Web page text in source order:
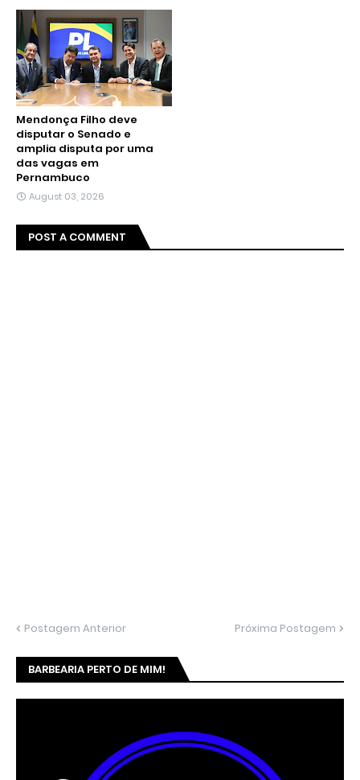
Mendonça Filho deve
disputar o Senado e
amplia disputa por uma
das vagas em
Pernambuco
August 03, 2026
POST A COMMENT
Postagem Anterior Próxima Postagem
BARBEARIA PERTO DE MIM!